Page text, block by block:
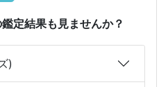
定結果も見ませんか？
)